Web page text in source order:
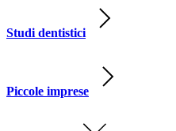
Studi dentistici
Piccole imprese